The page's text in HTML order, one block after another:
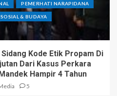
PEMERHATI NARAPIDANA
SOSIAL & BUDAYA
Kode Etik Propam Di
Dari Kasus Perkara
Hampir 4 Tahun
5